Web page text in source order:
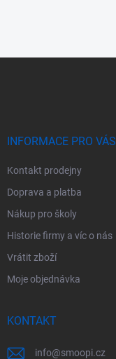
INFORMACE PRO VÁS
Kontakt prodejny
Doprava a platba
Nákup pro školy
Historie firmy a víc o nás
Vrátit zboží
Moje objednávka
KONTAKT
info@smoopi.cz